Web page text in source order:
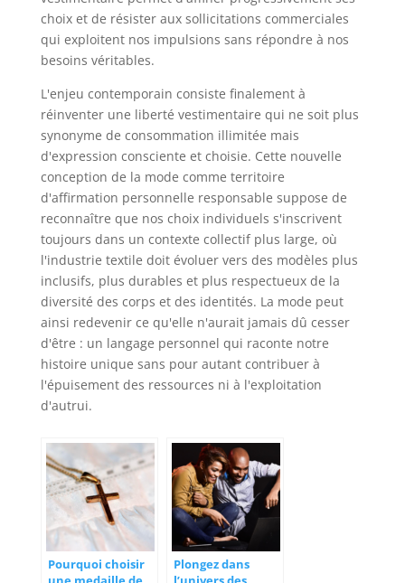
choix et de résister aux sollicitations commerciales
qui exploitent nos impulsions sans répondre à nos
besoins véritables.
L'enjeu contemporain consiste finalement à
réinventer une liberté vestimentaire qui ne soit plus
synonyme de consommation illimitée mais
d'expression consciente et choisie. Cette nouvelle
conception de la mode comme territoire
d'affirmation personnelle responsable suppose de
reconnaître que nos choix individuels s'inscrivent
toujours dans un contexte collectif plus large, où
l'industrie textile doit évoluer vers des modèles plus
inclusifs, plus durables et plus respectueux de la
diversité des corps et des identités. La mode peut
ainsi redevenir ce qu'elle n'aurait jamais dû cesser
d'être : un langage personnel qui raconte notre
histoire unique sans pour autant contribuer à
l'épuisement des ressources ni à l'exploitation
d'autrui.
Pourquoi choisir
Plongez dans